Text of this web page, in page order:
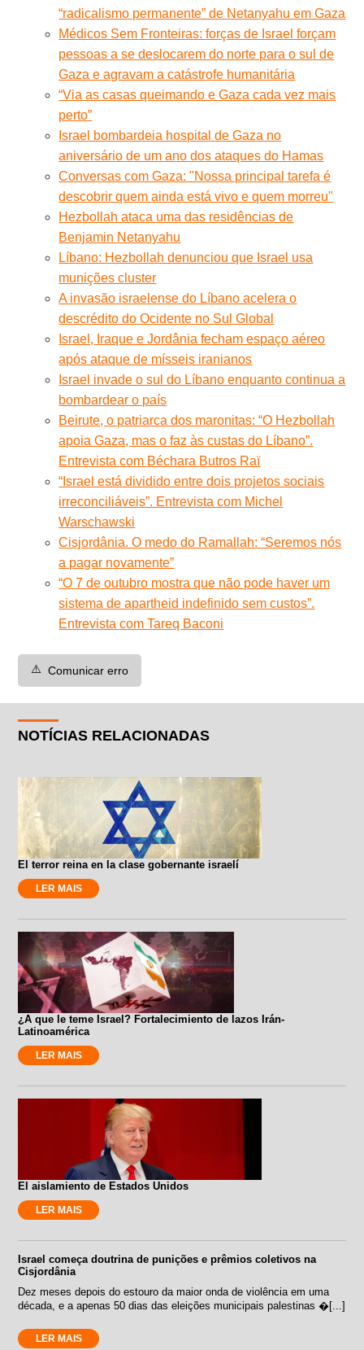
“radicalismo permanente” de Netanyahu em Gaza
Médicos Sem Fronteiras: forças de Israel forçam
pessoas a se deslocarem do norte para o sul de
Gaza e agravam a catástrofe humanitária
“Via as casas queimando e Gaza cada vez mais
perto”
Israel bombardeia hospital de Gaza no
aniversário de um ano dos ataques do Hamas
Conversas com Gaza: "Nossa principal tarefa é
descobrir quem ainda está vivo e quem morreu"
Hezbollah ataca uma das residências de
Benjamin Netanyahu
Líbano: Hezbollah denunciou que Israel usa
munições cluster
A invasão israelense do Líbano acelera o
descrédito do Ocidente no Sul Global
Israel, Iraque e Jordânia fecham espaço aéreo
após ataque de mísseis iranianos
Israel invade o sul do Líbano enquanto continua a
bombardear o país
Beirute, o patriarca dos maronitas: “O Hezbollah
apoia Gaza, mas o faz às custas do Líbano”.
Entrevista com Béchara Butros Raï
“Israel está dividido entre dois projetos sociais
irreconciliáveis”. Entrevista com Michel
Warschawski
Cisjordânia. O medo do Ramallah: “Seremos nós
a pagar novamente”
“O 7 de outubro mostra que não pode haver um
sistema de apartheid indefinido sem custos”.
Entrevista com Tareq Baconi
⚠️ Comunicar erro
NOTÍCIAS RELACIONADAS
El terror reina en la clase gobernante israelí
LER MAIS
¿A que le teme Israel? Fortalecimiento de lazos Irán-
Latinoamérica
LER MAIS
El aislamiento de Estados Unidos
LER MAIS
Israel começa doutrina de punições e prêmios coletivos na
Cisjordânia
Dez meses depois do estouro da maior onda de violência em uma
década, e a apenas 50 dias das eleições municipais palestinas �[...]
LER MAIS